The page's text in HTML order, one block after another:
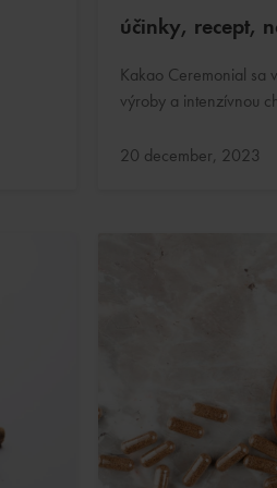
účinky, recept,
Kakao Ceremonial sa
výroby a intenzívnou
Aktualizované:
20 december, 2023